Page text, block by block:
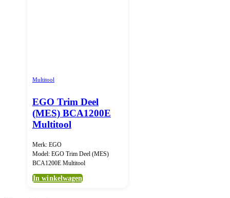
Multitool
EGO Trim Deel
(MES) BCA1200E
Multitool
Merk: EGO
Model: EGO Trim Deel (MES)
BCA1200E Multitool
In winkelwagen